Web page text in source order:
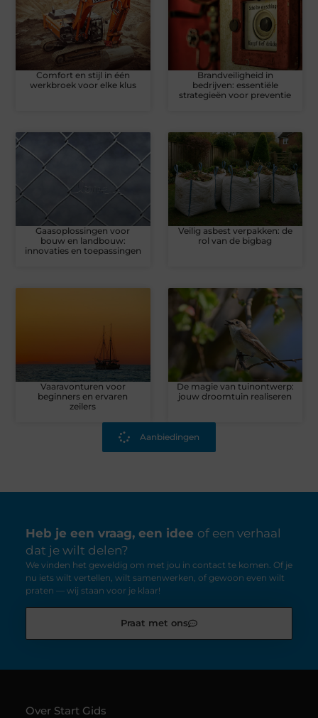
Comfort en stijl in één
werkbroek voor elke klus
Brandveiligheid in
bedrijven: essentiële
strategieën voor preventie
Gaasoplossingen voor
bouw en landbouw:
innovaties en toepassingen
Veilig asbest verpakken: de
rol van de bigbag
Vaaravonturen voor
beginners en ervaren
zeilers
De magie van tuinontwerp:
jouw droomtuin realiseren
Aanbiedingen
Heb je een vraag, een idee of een verhaal
dat je wilt delen?
We vinden het geweldig om met jou in contact te komen. Of je
nu iets wilt vertellen, wilt samenwerken, of gewoon even wilt
praten — wij staan voor je klaar!
Praat met ons
Over Start Gids